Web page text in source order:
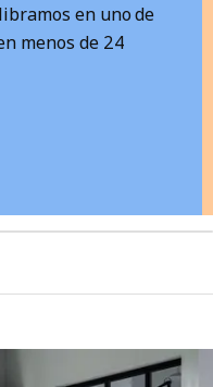
en uno de
menos de 24